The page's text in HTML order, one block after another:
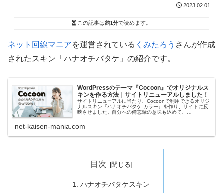
2023.02.01
この記事は約1分で読めます。
ネット回線マニアを運営されている くみたろう さんが作成
されたスキン「ハナオチバタケ」の紹介です。
WordPressのテーマ『Cocoon』でオリジナルス
キンを作る方法｜サイトリニューアルしました！
サイトリニューアルに当たり、Cocoonで利用できるオリジ
ナルスキン『ハナオチバタケ カラー』を作り、サイトに反
映させました。自分への備忘録の意味も込めて、
net-kaisen-mania.com
目次
ハナオチバタケスキン